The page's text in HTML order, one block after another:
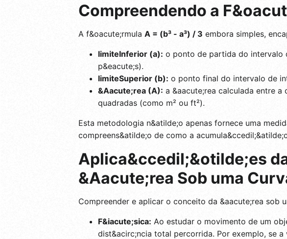
Compreendendo a
A f&oacute;rmula A = (b³ - a³) / 3 embora simples,
limiteInferior (a): o ponto de partida do intervalo
p&eacute;s).
limiteSuperior (b): o ponto final do intervalo de
&Aacute;rea (A): a &aacute;rea calculada entre
quadradas (como m² ou ft²).
Esta metodologia n&atilde;o apenas fornece uma
compreens&atilde;o de como a
Aplica&ccedil;&otilde;es
&Aacute;rea Sob uma
Compreender e aplicar o conceito da &aacute;rea sob
F&iacute;sica: Ao estudar o movimento de um
dist&acirc;ncia total percorrida. Por exemplo, se